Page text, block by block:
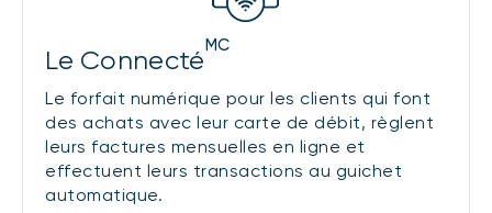
Le ConnectéMC
Le forfait numérique pour les clients qui font
des achats avec leur carte de débit, règlent
leurs factures mensuelles en ligne et
effectuent leurs transactions au guichet
automatique.